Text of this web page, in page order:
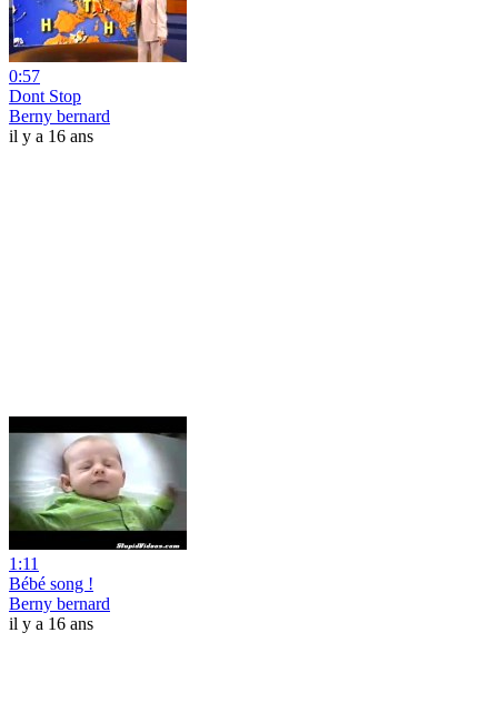
0:57
Dont Stop
Berny bernard
il y a 16 ans
1:11
Bébé song !
Berny bernard
il y a 16 ans